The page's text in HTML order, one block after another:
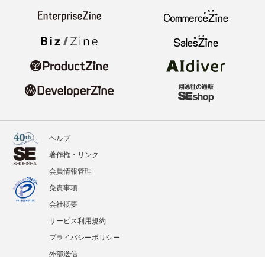
ヘルプ
著作権・リンク
会員情報管理
免責事項
会社概要
サービス利用規約
プライバシーポリシー
外部送信